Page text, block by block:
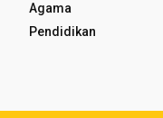
Agama
Pendidikan